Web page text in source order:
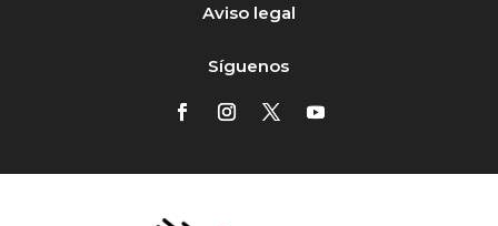
Aviso legal
Síguenos